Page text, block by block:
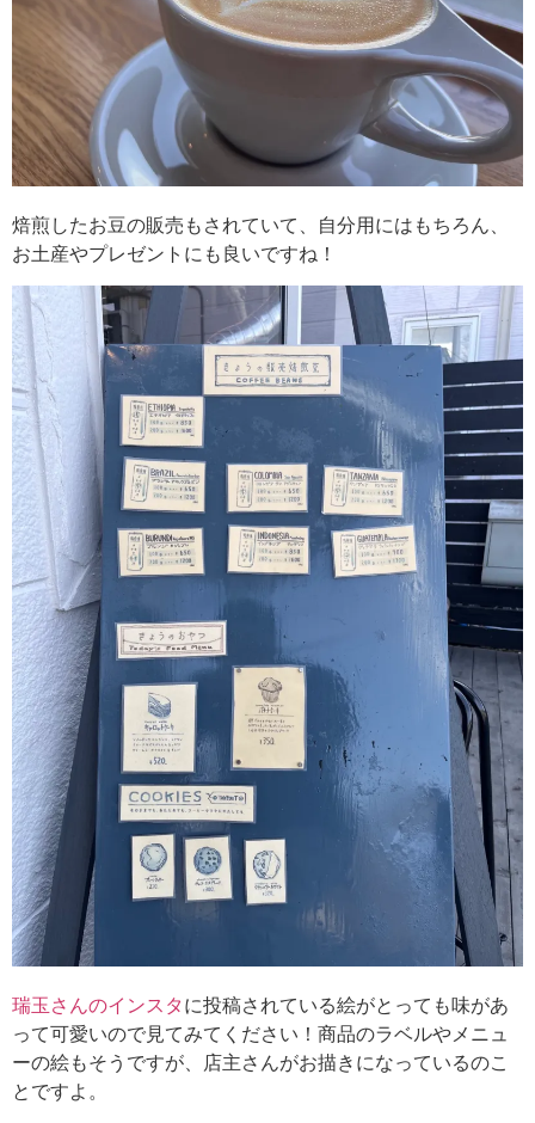
焙煎したお豆の販売もされていて、自分用にはもちろん、
お土産やプレゼントにも良いですね！
瑞玉さんのインスタに投稿されている絵がとっても味があ
って可愛いので見てみてください！商品のラベルやメニュ
ーの絵もそうですが、店主さんがお描きになっているのこ
とですよ。